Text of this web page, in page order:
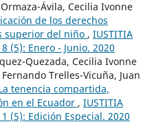
Ávila, Cecilia Ivonne
de los derechos
superior del niño , IUSTITIA
(5): Enero - Junio. 2020
Quezada, Cecilia Ivonne
Trelles-Vicuña, Juan
tenencia compartida,
en el Ecuador , IUSTITIA
(5): Edición Especial. 2020